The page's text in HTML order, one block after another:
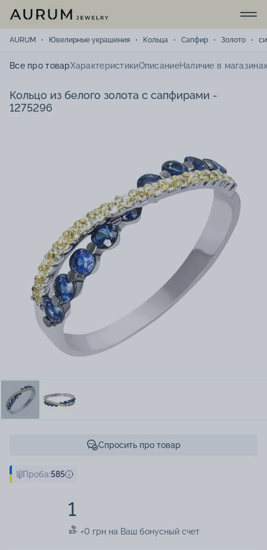
AURUM Ювелирные украшения Кольца Сапфир Золото
Все про товарХарактеристикиОписаниеНаличие в
Кольцо из белого золота с сапфирами -
1275296
Спросить про товар
Проба:585
1
+0 грн на Ваш бонусный счет